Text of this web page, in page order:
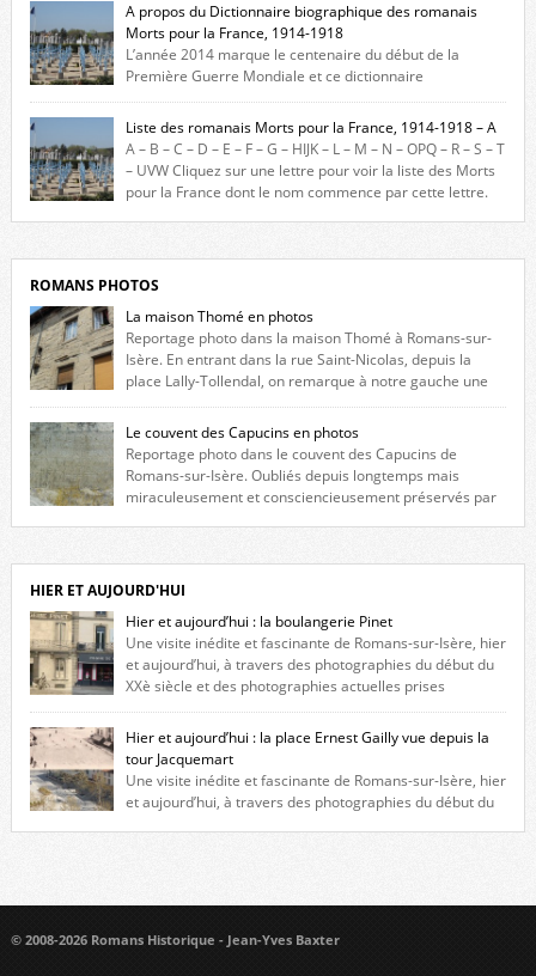
A propos du Dictionnaire biographique des romanais
Morts pour la France, 1914-1918
L’année 2014 marque le centenaire du début de la
Première Guerre Mondiale et ce dictionnaire
biographique veut rendre hommage aux romanais Morts pour la
France durant ce conflit. La base de cette recherche historique est
constituée des noms gravés sur les plaques commémoratives de
l’Hôtel de Ville, du lycée du Dauphiné et du lycée Triboulet, […]
Liste des romanais Morts pour la France, 1914-1918 – A
A – B – C – D – E – F – G – HIJK – L – M – N – OPQ – R – S – T
– UVW Cliquez sur une lettre pour voir la liste des Morts
pour la France dont le nom commence par cette lettre.
ROMANS PHOTOS
La maison Thomé en photos
Reportage photo dans la maison Thomé à Romans-sur-
Isère. En entrant dans la rue Saint-Nicolas, depuis la
place Lally-Tollendal, on remarque à notre gauche une
maison construite au XVIè siècle. Les deux façades sont ornées de
fenêtres jumelles à meneaux. Entre ces deux étages, on peut voir une
niche qui contient une statue de la Vierge. […]
Le couvent des Capucins en photos
Reportage photo dans le couvent des Capucins de
Romans-sur-Isère. Oubliés depuis longtemps mais
miraculeusement et consciencieusement préservés par
l’histoire de la redécouverte de vestiges du couvent des Capucins ! Petit
retour sur l’histoire […]
HIER ET AUJOURD'HUI
Hier et aujourd’hui : la boulangerie Pinet
Une visite inédite et fascinante de Romans-sur-Isère, hier
et aujourd’hui, à travers des photographies du début du
XXè siècle et des photographies actuelles prises
exactement dans le même cadre ! A l’angle de la place Jean Jaurès et de
l’avenue Victor Hugo (à côté d’Intermarché), à Romans. La boulangerie
Jules Pinet est inscrite dans le […]
Hier et aujourd’hui : la place Ernest Gailly vue depuis la
tour Jacquemart
Une visite inédite et fascinante de Romans-sur-Isère, hier
et aujourd’hui, à travers des photographies du début du
© 2008-2026 Romans Historique - Jean-Yves Baxter